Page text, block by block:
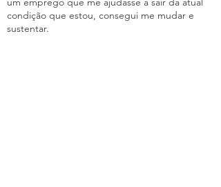
condição que estou, consegui me mudar e
sustentar.